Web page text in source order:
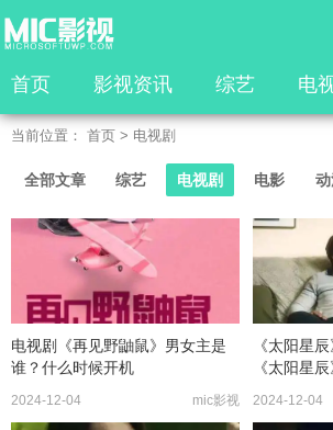
首页 影视资讯 综艺 电
当前位置： 首页 > 电视剧
全部文章 综艺 电视剧 电影
电视剧《再见野鼬鼠》男女主是
谁？什么时候开机
2024-12-04 mic影视
《太阳星
《太阳星
2024-12-04